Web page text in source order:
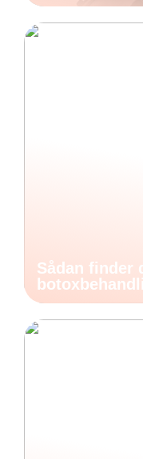
Sådan finder